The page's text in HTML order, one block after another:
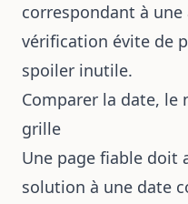
correspondant à
vérification évite de
spoiler inutile.
Comparer la date,
grille
Une page fiable doit
solution à une date